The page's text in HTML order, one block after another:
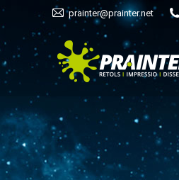
prainter@prainter.net